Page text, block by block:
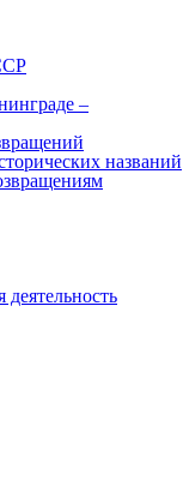
–
названий
деятельность